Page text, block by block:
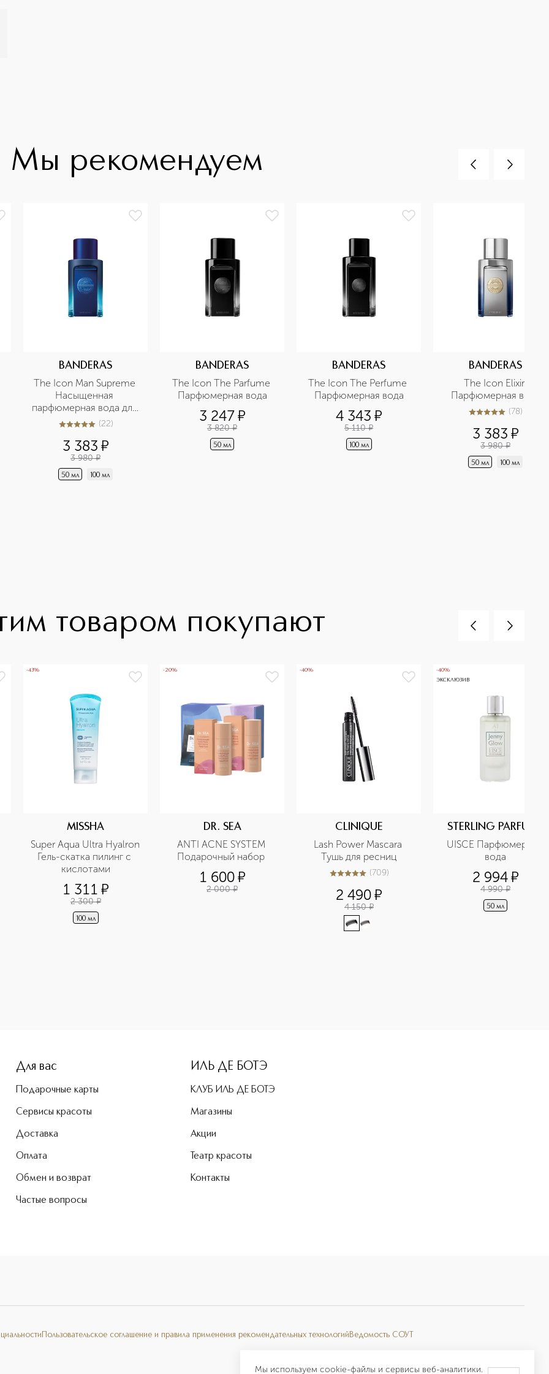
Мы используем cookie-файлы и сервисы веб-аналитики.
Мы рекомендуем
BANDERAS
The Icon Man Supreme
Насыщенная
парфюмерная вода для
мужчин
4.9из522 (22)
3 383 ¤
3 980 ¤
50 мл 100 мл
BANDERAS
The Icon The Parfume
Парфюмерная вода
3 247¤
3 820 ¤
50 мл
BANDERAS
The Icon The Perfume
Парфюмерная вода
4 343 ¤
5 110 ¤
100 мл
BANDERAS
The Icon Elixir
Парфюмерная вода
5из 578 (78)
3 383 ¤
3 980 ¤
50 мл 100 мл
товаром покупают
-43%
MISSHA
Super Aqua Ultra Hyalron
Гель-скатка пилинг с
кислотами
1 311 ¤
2 300 ¤
100 мл
-20%
DR. SEA
ANTI ACNE SYSTEM
1 600¤
2 000 ¤
-40%
CLINIQUE
Lash Power Mascara
Тушь для ресниц
4.9из5709 (709)
2 490¤
4 150 ¤
-40%
ЭКСКЛЮЗИВ
STERLING PARFUMS
UISCE Парфюмерная
вода
2 994¤
4 990 ¤
50 мл
Для вас
Подарочные карты
Сервисы красоты
Доставка
Оплата
Обмен и возврат
Частые вопросы
ИЛЬ ДЕ БОТЭ
КЛУБ ИЛЬ ДЕ БОТЭ
Магазины
Акции
Театр красоты
Контакты
Пользовательское соглашение и правила применения рекомендательных технологий Ведомость СОУТ